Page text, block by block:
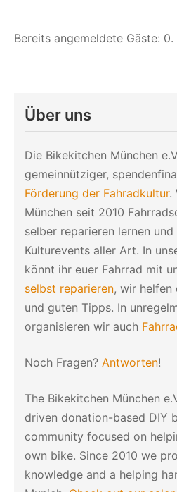
Bereits angemeldete Gäste: 0.
Über uns
Die Bikekitchen München
gemeinnütziger,
Förderung der Fahradkultur.
München seit 2010
selber reparieren lernen
Kulturevents aller Art. In
könnt ihr euer Fahrrad mit
selbst reparieren, wir helfen
und guten Tipps. In
organisieren wir auch
Noch Fragen? Antworten!
The Bikekitchen München
driven donation-based DIY
community focused on
own bike. Since 2010 we
knowledge and a helping